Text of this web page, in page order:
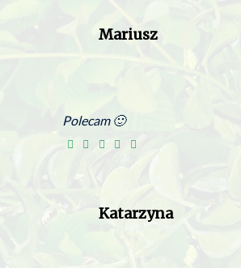
Mariusz
Polecam 🙂
Katarzyna